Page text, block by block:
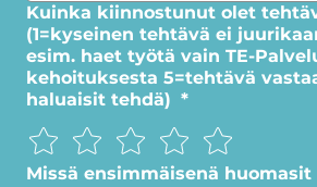
Kuinka kiinnostunut olet
(1=kyseinen tehtävä ei
esim. haet työtä vain TE-
kehoituksesta 5=tehtävä
haluaisit tehdä) *
Missä ensimmäisenä